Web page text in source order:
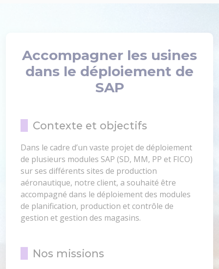
Accompagner les usines
dans le déploiement de
SAP
Contexte et objectifs
Dans le cadre d’un vaste projet de déploiement
de plusieurs modules SAP (SD, MM, PP et FICO)
sur ses différents sites de production
aéronautique, notre client, a souhaité être
accompagné dans le déploiement des modules
de planification, production et contrôle de
gestion et gestion des magasins.
Nos missions